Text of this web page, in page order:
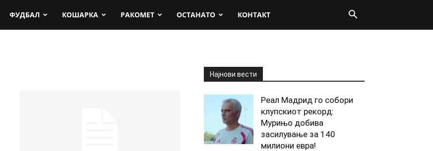
ФУДБАЛ КОШАРКА РАКОМЕТ ОСТАНАТО КОНТАКТ
Најнови вести
Реал Мадрид го собори
клупскиот рекорд:
Мурињо добива
засилување за 140
милиони евра!